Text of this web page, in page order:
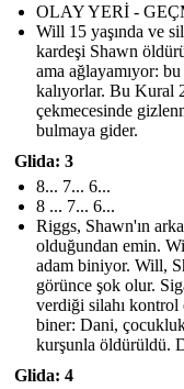
OLAY YERİ -
Will 15 yaşında ve
kardeşi Shawn
ama ağlayamıyor:
kalıyorlar. Bu Kural
çekmecesinde
bulmaya gider.
Glida: 3
8... 7... 6...
8 ... 7... 6...
Riggs, Shawn'ın
olduğundan emin.
adam biniyor. Will,
görünce şok olur.
verdiği silahı
biner: Dani, çocukluk
kurşunla öldürüldü.
Glida: 4